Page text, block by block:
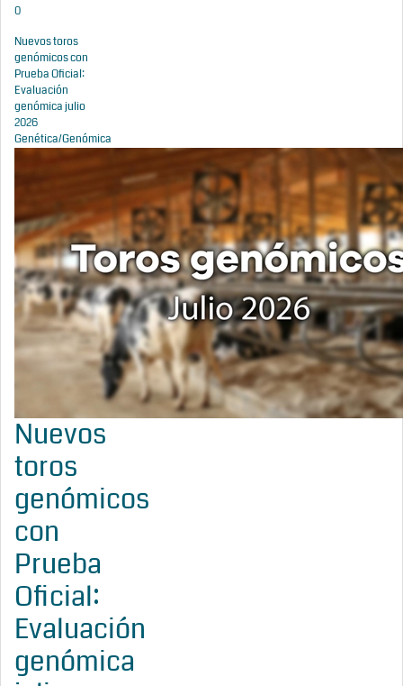
0
Nuevos toros
genómicos con
Prueba Oficial:
Evaluación
genómica julio
2026
Genética/Genómica
Nuevos
toros
genómicos
con
Prueba
Oficial:
Evaluación
genómica